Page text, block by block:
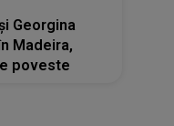
Georgina
Madeira,
poveste